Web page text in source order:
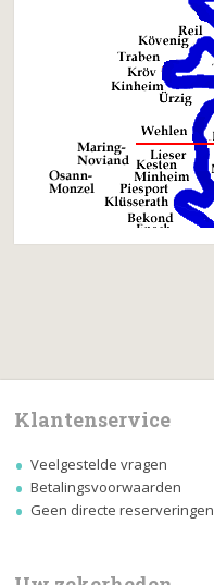
Klantenservice
Veelgestelde vragen
Betalingsvoorwaarden
Geen directe reserveringen